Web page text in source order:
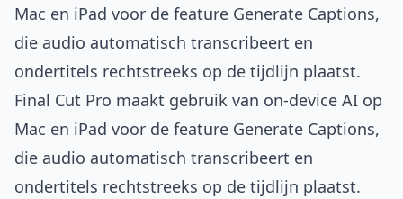
Mac en iPad voor de feature Generate Captions,
die audio automatisch transcribeert en
ondertitels rechtstreeks op de tijdlijn plaatst.
Final Cut Pro maakt gebruik van on-device AI op
Mac en iPad voor de feature Generate Captions,
die audio automatisch transcribeert en
ondertitels rechtstreeks op de tijdlijn plaatst.